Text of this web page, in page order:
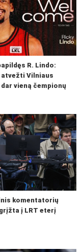
R. Lindo:
Vilniaus
vieną čempionų
komentatorių
į LRT eterį